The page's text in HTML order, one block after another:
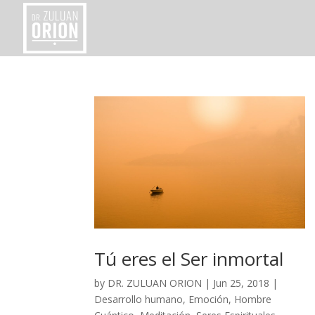
Tú eres el Ser inmortal
by DR. ZULUAN ORION | Jun 25, 2018 |
Desarrollo humano, Emoción, Hombre